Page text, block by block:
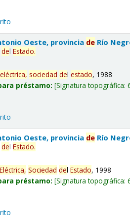
Oeste, provincia de Río
delEstado.
eléctrica, sociedad delestado, 1988
préstamo: Signatura topográfica:
Oeste, provincia de Río
delEstado.
Eléctrica, Sociedad delEstado, 1998
préstamo: Signatura topográfica: